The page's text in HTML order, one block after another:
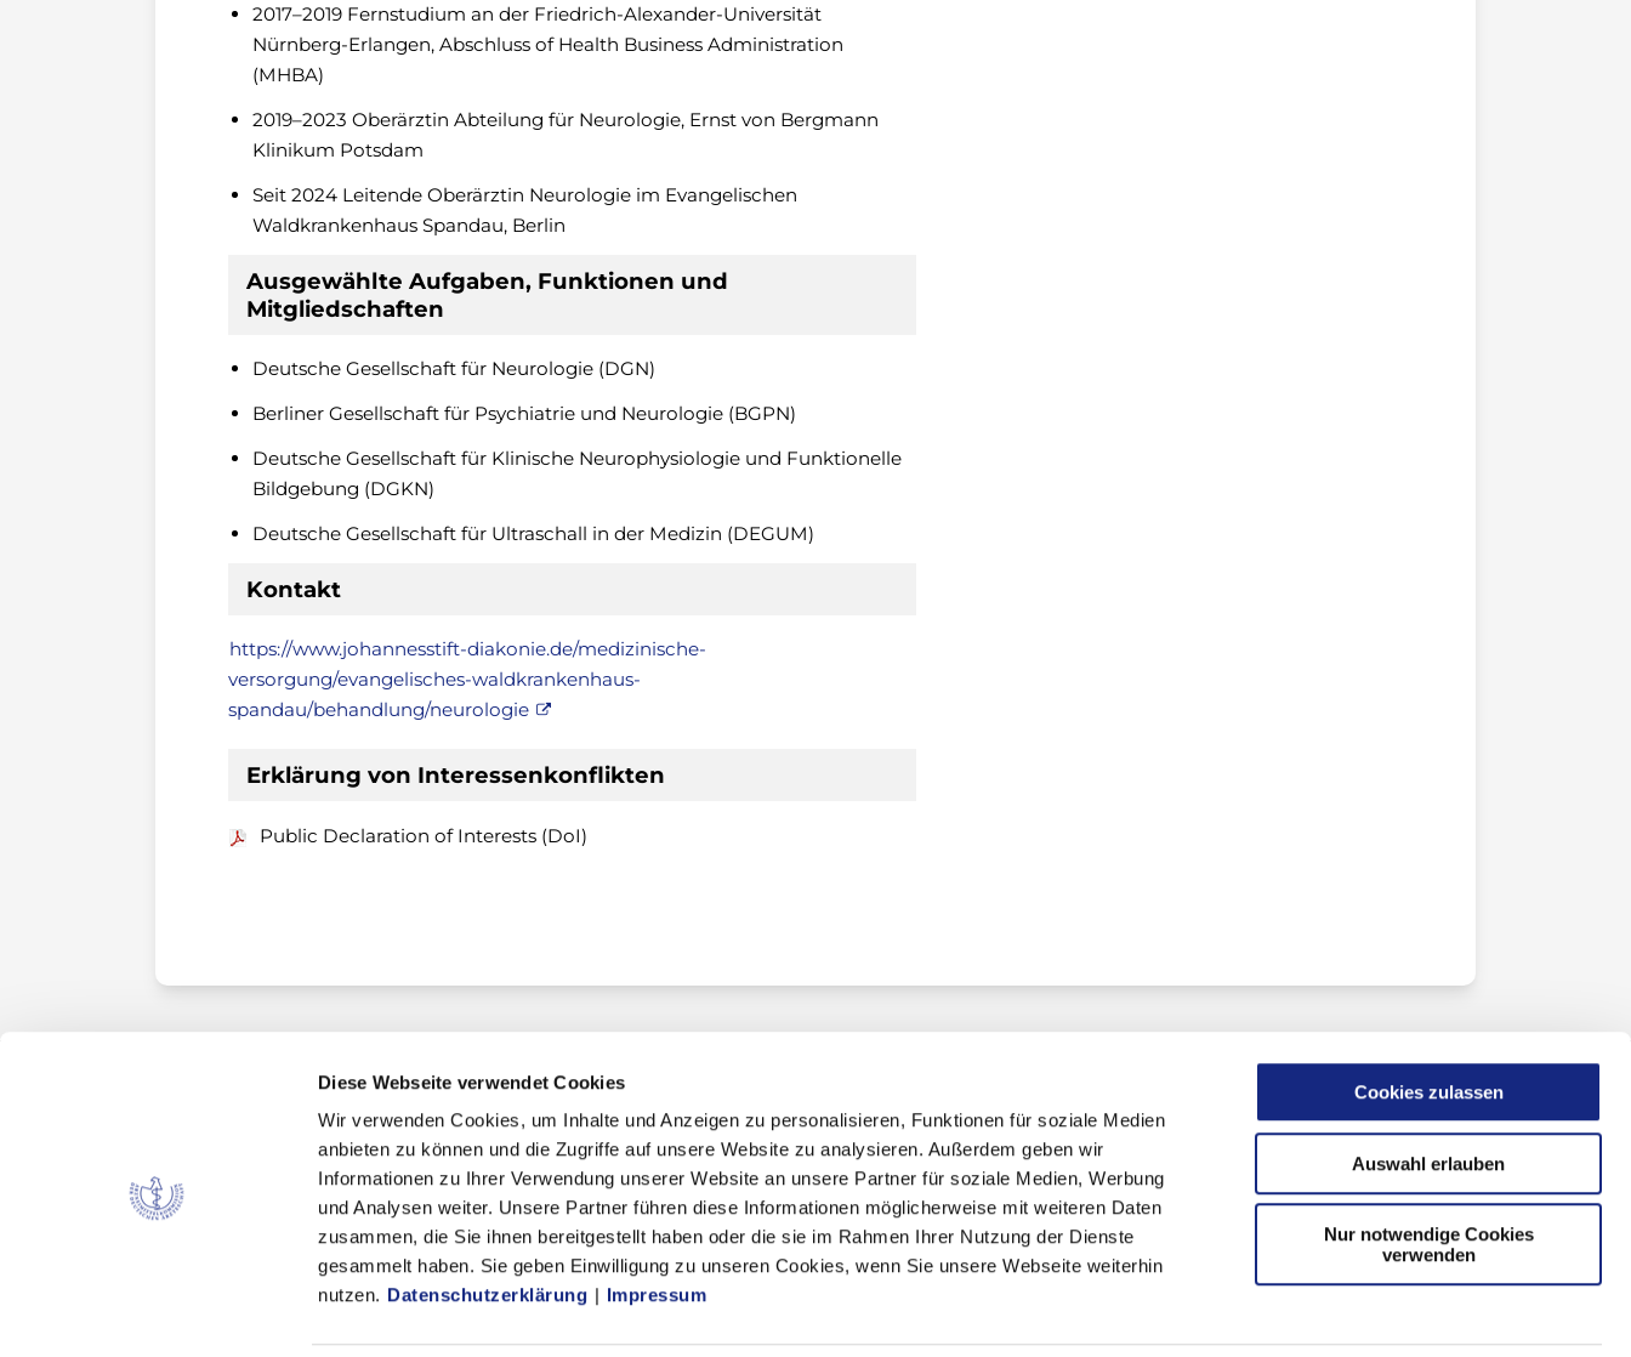
Diese Webseite verwendet Cookies
Wir verwenden Cookies, um Inhalte und Anzeigen zu personalisieren, Funktionen für soziale Medien
anbieten zu können und die Zugriffe auf unsere Website zu analysieren. Außerdem geben wir
Informationen zu Ihrer Verwendung unserer Website an unsere Partner für soziale Medien, Werbung
und Analysen weiter. Unsere Partner führen diese Informationen möglicherweise mit weiteren Daten
zusammen, die Sie ihnen bereitgestellt haben oder die sie im Rahmen Ihrer Nutzung der Dienste
gesammelt haben. Sie geben Einwilligung zu unseren Cookies, wenn Sie unsere Webseite weiterhin
nutzen. Datenschutzerklärung | Impressum
Cookies zulassen
Auswahl erlauben
Nur notwendige Cookies
verwenden
2017–2019 Fernstudium an der Friedrich-Alexander-Universität
Nürnberg-Erlangen, Abschluss of Health Business Administration
(MHBA)
2019–2023 Oberärztin Abteilung für Neurologie, Ernst von Bergmann
Klinikum Potsdam
Seit 2024 Leitende Oberärztin Neurologie im Evangelischen
Waldkrankenhaus Spandau, Berlin
Ausgewählte Aufgaben, Funktionen und
Mitgliedschaften
Deutsche Gesellschaft für Neurologie (DGN)
Berliner Gesellschaft für Psychiatrie und Neurologie (BGPN)
Deutsche Gesellschaft für Klinische Neurophysiologie und Funktionelle
Bildgebung (DGKN)
Deutsche Gesellschaft für Ultraschall in der Medizin (DEGUM)
Kontakt
https://www.johannesstift-diakonie.de/medizinische-
versorgung/evangelisches-waldkrankenhaus-
spandau/behandlung/neurologie
Erklärung von Interessenkonflikten
Public Declaration of Interests (DoI)
Arzneimittelkommission der deutschen Ärzteschaft
Fachausschuss der Bundesärztekammer
Bundesärztekammer
Arbeitsgemeinschaft der deutschen Ärztekammern
Dezernat 6 – Wissenschaft, Forschung und Ethik